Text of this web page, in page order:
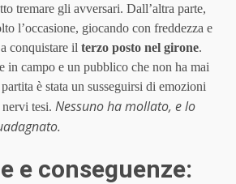
tremare gli avversari. Dall’altra parte,
l’occasione, giocando con freddezza e
conquistare il terzo posto nel girone.
in campo e un pubblico che non ha mai
è stata un susseguirsi di emozioni
tesi. Nessuno ha mollato, e lo
e conseguenze: